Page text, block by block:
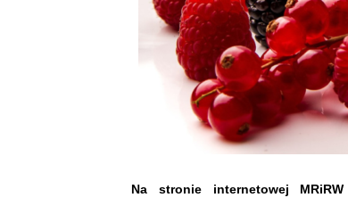
Na stronie internetowej